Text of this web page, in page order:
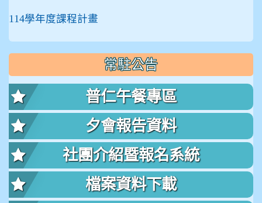
114學年度課程計畫
常駐公告
普仁午餐專區
夕會報告資料
社團介紹暨報名系統
檔案資料下載